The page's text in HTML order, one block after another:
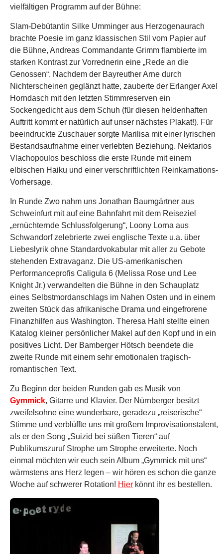
vielfältigen Programm auf der Bühne:
Slam-Debütantin Silke Umminger aus Herzogenaurach
brachte Poesie im ganz klassischen Stil vom Papier auf
die Bühne, Andreas Commandante Grimm flambierte im
starken Kontrast zur Vorrednerin eine „Rede an die
Genossen“. Nachdem der Bayreuther Arne durch
Nichterscheinen geglänzt hatte, zauberte der Erlanger Axel
Horndasch mit den letzten Stimmreserven ein
Sockengedicht aus dem Schuh (für diesen heldenhaften
Auftritt kommt er natürlich auf unser nächstes Plakat!). Für
beeindruckte Zuschauer sorgte Marilisa mit einer lyrischen
Bestandsaufnahme einer verlebten Beziehung. Nektarios
Vlachopoulos beschloss die erste Runde mit einem
elbischen Haiku und einer verschriftlichten Reinkarnations-
Vorhersage.
In Runde Zwo nahm uns Jonathan Baumgärtner aus
Schweinfurt mit auf eine Bahnfahrt mit dem Reiseziel
„ernüchternde Schlussfolgerung“, Loony Lorna aus
Schwandorf zelebrierte zwei englische Texte u.a. über
Liebeslyrik ohne Standardvokabular mit aller zu Gebote
stehenden Extravaganz. Die US-amerikanischen
Performanceprofis Caligula 6 (Melissa Rose und Lee
Knight Jr.) verwandelten die Bühne in den Schauplatz
eines Selbstmordanschlags im Nahen Osten und in einem
zweiten Stück das afrikanische Drama und eingefrorene
Finanzhilfen aus Washington. Theresa Hahl stellte einen
Katalog kleiner persönlicher Makel auf den Kopf und in ein
positives Licht. Der Bamberger Hötsch beendete die
zweite Runde mit einem sehr emotionalen tragisch-
romantischen Text.
Zu Beginn der beiden Runden gab es Musik von
Gymmick, Gitarre und Klavier. Der Nürnberger besitzt
zweifelsohne eine wunderbare, geradezu „reiserische“
Stimme und verblüffte uns mit großem Improvisationstalent,
als er den Song „Suizid bei süßen Tieren“ auf
Publikumszuruf Strophe um Strophe erweiterte. Noch
einmal möchten wir euch sein Album „Gymmick mit uns“
wärmstens ans Herz legen – wir hören es schon die ganze
Woche auf schwerer Rotation! Hier könnt ihr es bestellen.